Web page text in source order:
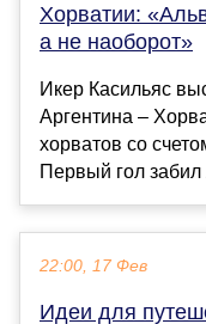
Хорватии:
а не наоборот»
Икер Касильяс
Аргентина –
хорватов со
Первый гол забил
22:00, 17 Фев
Идеи для